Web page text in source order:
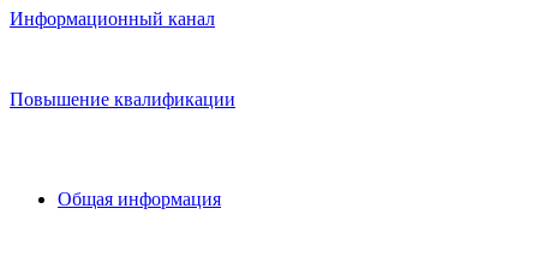
Информационный канал
Повышение квалификации
Общая информация